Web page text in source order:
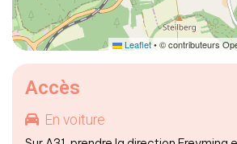
Leaflet• © contributeurs
Accès
En voiture